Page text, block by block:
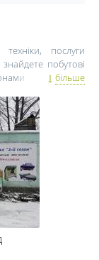
послуги
побутові
та адресами
комплекс
теслі, вивіз
як під час
послуга. Хочете
насамперед на
важливим буде
оснащення.
максимально
зможуть зробити
хімчисток та
надаються в
більше